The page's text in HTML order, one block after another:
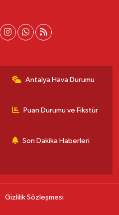
Antalya Hava Durumu
Puan Durumu ve Fikstür
Son Dakika Haberleri
Gizlilik Sözleşmesi